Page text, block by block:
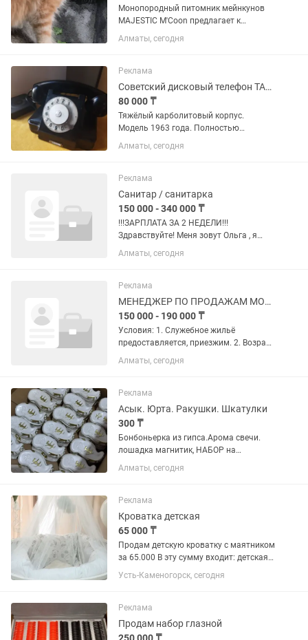
Монопородный питомник мейнкунов
MAJESTIC M'Coon предлагает к
продаже котят породы Мейн-Кун.
Котики классические. Кошечки-
рыжий. Цвет яркий, насыщенный.
котята...
Алматы, сегодня
Реклама
Советский дисковый телефон ТАН-6 1963 года
80 000 ₸
Тяжёлый карболитовый корпус.
Модель 1963 года. Полностью
рабочий. Угольный микрофон заменён
на совместимый электретный.
Grandstream HT802 конвертирует
импульсный...
Алматы, сегодня
Реклама
Санитар / санитарка
150 000 - 340 000 ₸
!!!ЗАРПЛАТА ЗА 2 НЕДЕЛИ!!!
Здравствуйте! Меня зовут Ольга , я
являюсь сотрудником кадрового
отдела компании “Серебряный Век”.
Международная компания
“Серебряный век”...
Алматы, сегодня
Реклама
МЕНЕДЖЕР ПО ПРОДАЖАМ МОБИЛЬНОЙ ТЕХНИКИ
150 000 - 190 000 ₸
Условия: 1. Служебное жильё
предоставляется, приезжим. 2. Возраст
не имеет значения ( по студентам
набор закончен) 3. Одновременно
должность. 4. В наличии есть...
Алматы, сегодня
Реклама
Асык. Юрта. Ракушки. Шкатулки
300 ₸
Бонбоньерка из гипса.Арома свечи.
лошадка магнитик, НАБОР на
кыркынан шыгару...Ассортиментов
много, если вам на подарок сделаем
Дизайн по вашему желанию, любой...
Алматы, сегодня
Реклама
Кроватка детская
65 000 ₸
Продам детскую кроватку с маятником
за 65.000 В эту сумму входит: детская
кроватка, набор бортиков вместе с
одеялом и подушечкой, два
в кроватку для первого и...
Усть-Каменогорск, сегодня
Реклама
Продам набор глазной